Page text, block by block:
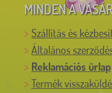
MINDEN A
Szállítás és
Általános
Reklamációs űrlap
Termék